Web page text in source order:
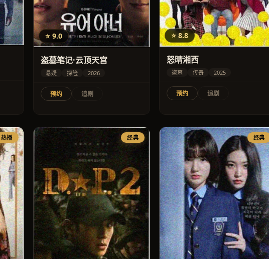
⭐ 9.0
盗墓笔记·云顶天宫
悬疑 探险 2026
预约 追剧
⭐ 8.8
怒晴湘西
盗墓 传奇 2025
预约 追剧
热播 经典 经典